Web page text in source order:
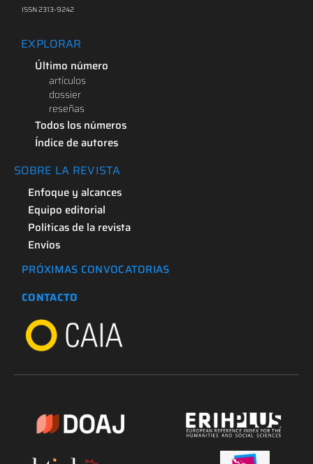
ISSN 2313-9242
EXPLORAR
Último número
artículos
dossier
reseñas
Todos los números
Índice de autores
SOBRE LA REVISTA
Enfoque y alcances
Equipo editorial
Políticas de la revista
Envíos
PRÓXIMAS CONVOCATORIAS
CONTACTO